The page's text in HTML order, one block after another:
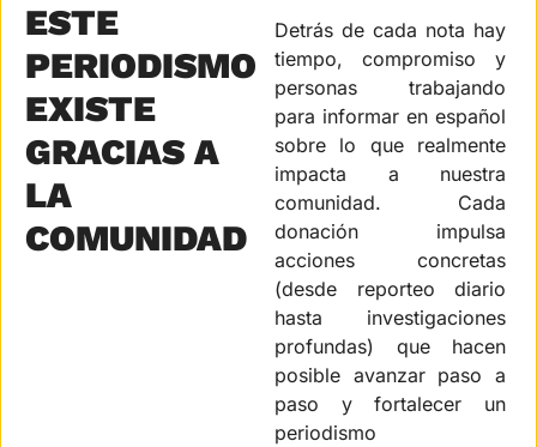
ESTE
PERIODISMO
EXISTE
GRACIAS A
LA
COMUNIDAD
Detrás de cada nota hay
tiempo, compromiso y
personas trabajando
para informar en español
sobre lo que realmente
impacta a nuestra
comunidad. Cada
donación impulsa
acciones concretas
(desde reporteo diario
hasta investigaciones
profundas) que hacen
posible avanzar paso a
paso y fortalecer un
periodismo